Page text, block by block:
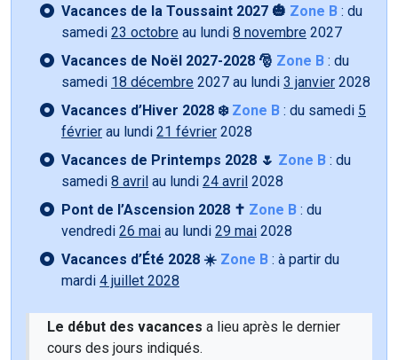
Vacances de la Toussaint 2027 🎃 Zone B : du
samedi 23 octobre au lundi 8 novembre 2027
Vacances de Noël 2027-2028 🎅 Zone B : du
samedi 18 décembre 2027 au lundi 3 janvier 2028
Vacances d’Hiver 2028 ❄️ Zone B : du samedi 5
février au lundi 21 février 2028
Vacances de Printemps 2028 🌷 Zone B : du
samedi 8 avril au lundi 24 avril 2028
Pont de l’Ascension 2028 ✝️ Zone B : du
vendredi 26 mai au lundi 29 mai 2028
Vacances d’Été 2028 ☀️ Zone B : à partir du
mardi 4 juillet 2028
Le début des vacances a lieu après le dernier
cours des jours indiqués.